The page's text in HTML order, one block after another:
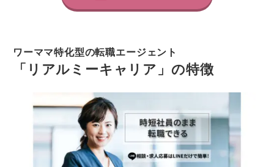
ワーママ特化型の転職エージェント
「リアルミーキャリア」の特徴